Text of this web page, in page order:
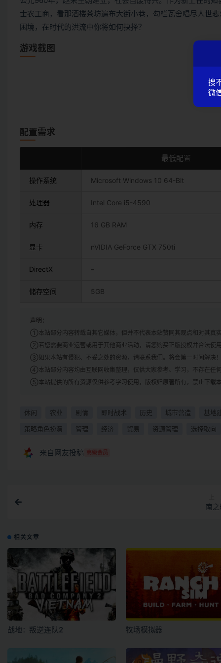
士农工商，看那酒楼茶坊遍布大街小巷，勾栏瓦舍唱尽人世
困境，在时代的洪流中你将如何抉择？
游戏截图
配置需求
最低配置
操作系统 Microsoft Windows 10 64-Bit
处理器 Intel Core i5-4590
内存 16 GB RAM
显卡 nVIDIA GeForce GTX 750ti
DirectX –
储存空间 5GB
声明：
①本站部分内容转载自其它媒体，但并不代表本站赞同其观点和对其真
②若您需要商业运营或用于其他商业活动，请您购买正版授权并合法使
③如果本站有侵犯、不妥之处的资源，请联系我们。将会第一时间解决
④本站部分内容均由互联网收集整理，仅供大家参考、学习，不存在任
⑤本站提供的所有资源仅供参考学习使用，版权归原著所有，禁止下载
休闲 农业 剧情 即时战术 历史 城市营造 基地
策略角色扮演 管理 经济 贸易 资源管理 选择取向
来自网友投稿 高级会员
南
相关文章
战地：叛逆连队2 牧场模拟器
搜
微